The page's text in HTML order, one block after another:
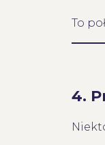
To
4.